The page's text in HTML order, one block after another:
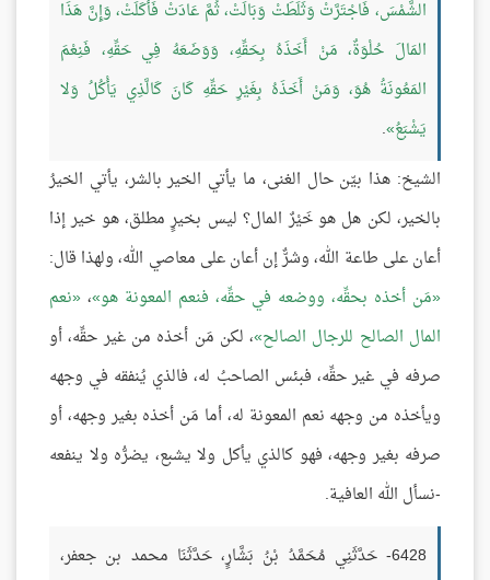
الشَّمْسَ، فَاجْتَرَّتْ وَثَلَطَتْ وَبَالَتْ، ثُمَّ عَادَتْ فَأَكَلَتْ، وَإِنَّ هَذَا
المَالَ حُلْوَةٌ، مَنْ أَخَذَهُ بِحَقِّهِ، وَوَضَعَهُ فِي حَقِّهِ، فَنِعْمَ
المَعُونَةُ هُوَ، وَمَنْ أَخَذَهُ بِغَيْرِ حَقِّهِ كَانَ كَالَّذِي يَأْكُلُ وَلا
يَشْبَعُ .
الشيخ: هذا بيّن حال الغنى، ما يأتي الخير بالشر، يأتي الخيرُ
بالخير، لكن هل هو خَيْرٌ المال؟ ليس بخيرٍ مطلق، هو خير إذا
أعان على طاعة الله، وشرٌّ إن أعان على معاصي الله، ولهذا قال:
مَن أخذه بحقِّه، ووضعه في حقِّه، فنعم المعونة هو ، نعم
المال الصالح للرجال الصالح ، لكن مَن أخذه من غير حقِّه، أو
صرفه في غير حقِّه، فبئس الصاحبُ له، فالذي يُنفقه في وجهه
ويأخذه من وجهه نعم المعونة له، أما مَن أخذه بغير وجهه، أو
صرفه بغير وجهه، فهو كالذي يأكل ولا يشبع، يضرُّه ولا ينفعه
-نسأل الله العافية.
6428- حَدَّثَنِي مُحَمَّدُ بْنُ بَشَّارٍ، حَدَّثَنَا محمد بن جعفر،